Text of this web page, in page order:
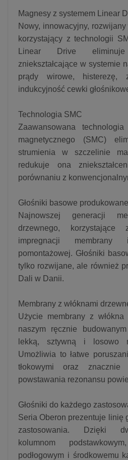
Magnesy z systemem Linear
Nowy, innowacyjny, rozwijany
korzystający z technologii
Linear Drive
zniekształcające w systemie
prądy wirowe, histerezę,
indukcyjność cewki
Technologia SMC
Zaawansowana
magnetycznego (SMC)
strumienia w szczelinie
redukuje ona
porównaniu z
Głośniki basowe
Najnowszej generacji
drzewnego,
impregnacji
pomontażowej. Głośniki
tylko rozwijane, ale również
Dali w Danii.
Membrany z włóknami
Użycie membrany z
naszym ręcznie
lekką, sztywną i losowo
Umożliwia to łatwe
tłokowymi oraz znacznie
powstawania rezonansu
Głośniki do każdego
Seria Oberon prezentuje linię
zastosowania. Dzięki
kolumnom
podłogowym i środkowemu